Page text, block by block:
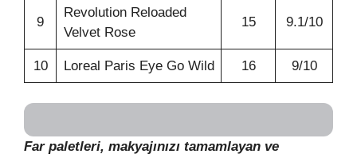
9
Revolution Reloaded
Velvet Rose
15 9.1/10
10 Loreal Paris Eye Go Wild 16 9/10
Far paletleri, makyajınızı tamamlayan ve